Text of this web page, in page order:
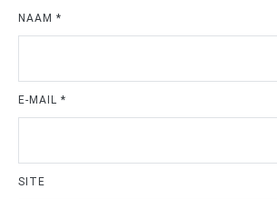
NAAM *
E-MAIL *
SITE